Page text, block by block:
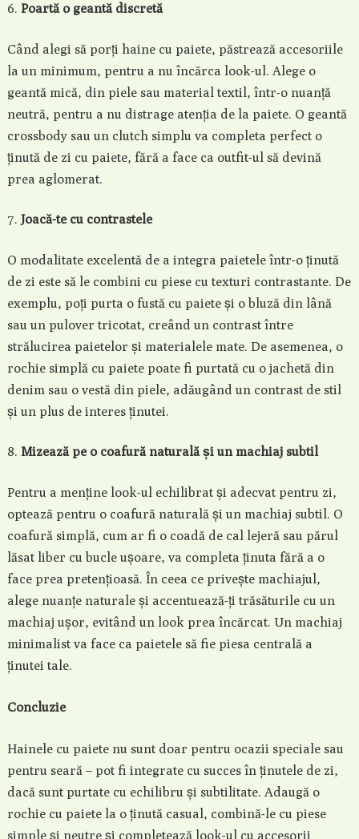
Poartă o geantă discretă
Când alegi să porți haine cu paiete, păstrează accesoriile
la un minimum, pentru a nu încărca look-ul. Alege o
geantă mică, din piele sau material textil, într-o nuanță
neutră, pentru a nu distrage atenția de la paiete. O geantă
crossbody sau un clutch simplu va completa perfect o
ținută de zi cu paiete, fără a face ca outfit-ul să devină
prea aglomerat.
Joacă-te cu contrastele
O modalitate excelentă de a integra paietele într-o ținută
de zi este să le combini cu piese cu texturi contrastante. De
exemplu, poți purta o fustă cu paiete și o bluză din lână
sau un pulover tricotat, creând un contrast între
strălucirea paietelor și materialele mate. De asemenea, o
rochie simplă cu paiete poate fi purtată cu o jachetă din
denim sau o vestă din piele, adăugând un contrast de stil
și un plus de interes ținutei.
Mizează pe o coafură naturală și un machiaj subtil
Pentru a menține look-ul echilibrat și adecvat pentru zi,
optează pentru o coafură naturală și un machiaj subtil. O
coafură simplă, cum ar fi o coadă de cal lejeră sau părul
lăsat liber cu bucle ușoare, va completa ținuta fără a o
face prea pretențioasă. În ceea ce privește machiajul,
alege nuanțe naturale și accentuează-ți trăsăturile cu un
machiaj ușor, evitând un look prea încărcat. Un machiaj
minimalist va face ca paietele să fie piesa centrală a
ținutei tale.
Concluzie
Hainele cu paiete nu sunt doar pentru ocazii speciale sau
pentru seară – pot fi integrate cu succes în ținutele de zi,
dacă sunt purtate cu echilibru și subtilitate. Adaugă o
rochie cu paiete la o ținută casual, combină-le cu piese
simple și neutre și completează look-ul cu accesorii